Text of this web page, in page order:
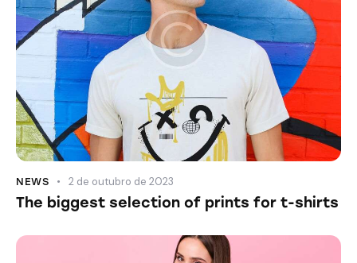
NEWS 2 de outubro de 2023
The biggest selection of prints for t-shirts